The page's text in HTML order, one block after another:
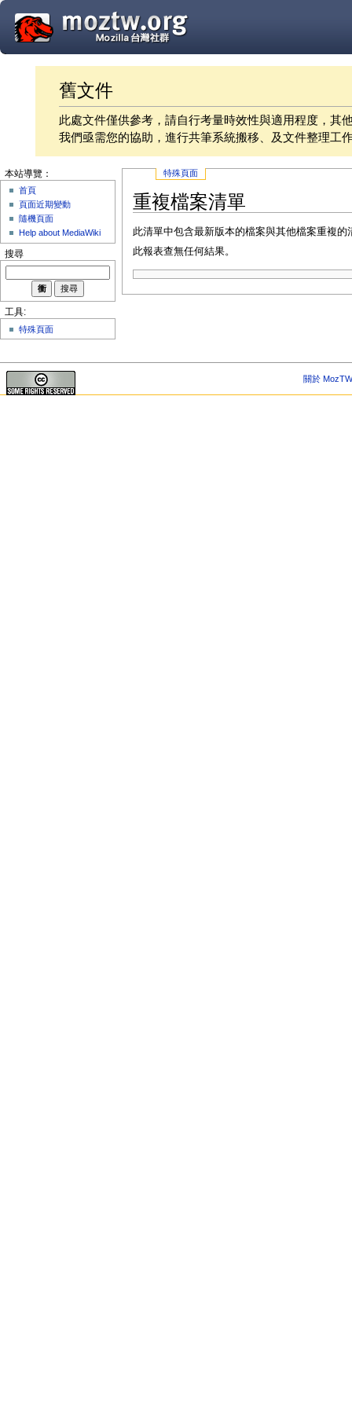
舊文件
此處文件僅供參考，請自行考量時效性與適用程度，其
我們亟需您的協助，進行共筆系統搬移、及文件整理工
特殊頁面
重複檔案清單
此清單中包含最新版本的檔案與其他檔案重複
此報表查無任何結果。
本站導覽：
首頁
頁面近期變動
隨機頁面
Help about MediaWiki
搜尋
工具:
特殊頁面
關於